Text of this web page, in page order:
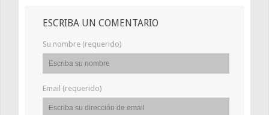
ESCRIBA UN COMENTARIO
Su nombre (requerido)
Email (requerido)